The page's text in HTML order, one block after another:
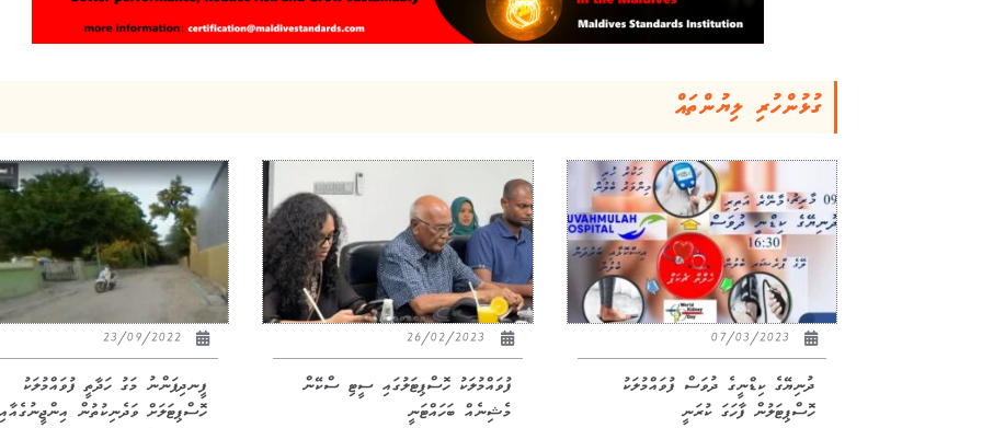
ގުޅުންހުރި ލިޔުންތައް
ދުނިޔޭގެ ކިޑްނީގެ ދުވަސް ފުވައްމުލަކު
ހޮސްޕިޓަލުން ފާހަގަ ކުރަނީ
ފުވައްމުލަކު ހޮސްޕިޓަލުގައި ސީޓި ސްކޭން
މެޝިނެއް ބަހައްޓަނީ
23/09/2022
ފީނދިފަންނު މަގު ހަދާތީ ފުވައްމުލަކު
ހޮސްޕިޓަލަށް ވަދެނިކުތުން